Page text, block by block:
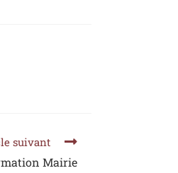
suivant
Mairie